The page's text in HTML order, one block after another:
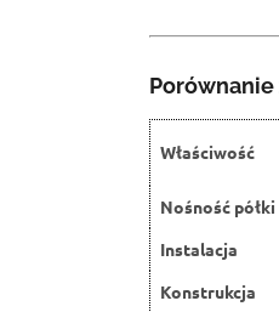
Właściwość
Nośność półki
Instalacja
Konstrukcja